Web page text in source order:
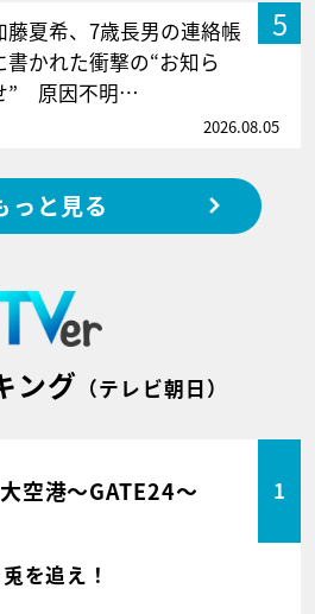
5
藤夏希、7歳長男の連絡帳
書かれた衝撃の“お知ら
” 原因不明…
2026.08.05
っと見る
ング （テレビ朝日）
大空港～GATE24～ 1
を追え！